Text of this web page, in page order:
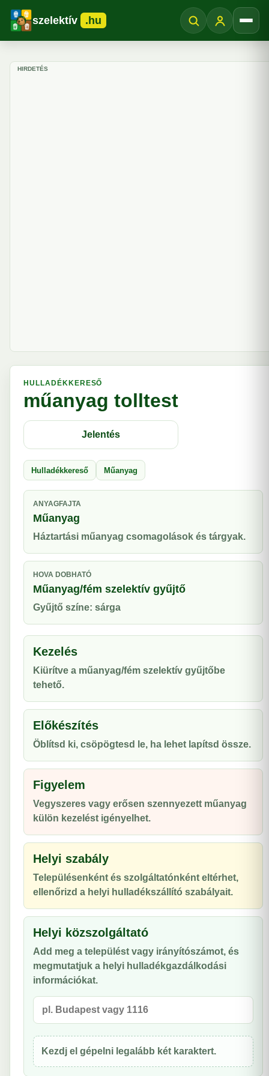
szelektív .hu
HIRDETÉS
HULLADÉKKERESŐ
műanyag tolltest
Jelentés
Hulladékkereső Műanyag
ANYAGFAJTA
Műanyag
Háztartási műanyag csomagolások és tárgyak.
HOVA DOBHATÓ
Műanyag/fém szelektív gyűjtő
Gyűjtő színe: sárga
Kezelés
Kiürítve a műanyag/fém szelektív gyűjtőbe
tehető.
Előkészítés
Öblítsd ki, csöpögtesd le, ha lehet lapítsd össze.
Figyelem
Vegyszeres vagy erősen szennyezett műanyag
külön kezelést igényelhet.
Helyi szabály
Településenként és szolgáltatónként eltérhet,
ellenőrizd a helyi hulladékszállító szabályait.
Helyi közszolgáltató
Add meg a települést vagy irányítószámot, és
megmutatjuk a helyi hulladékgazdálkodási
információkat.
Kezdj el gépelni legalább két karaktert.